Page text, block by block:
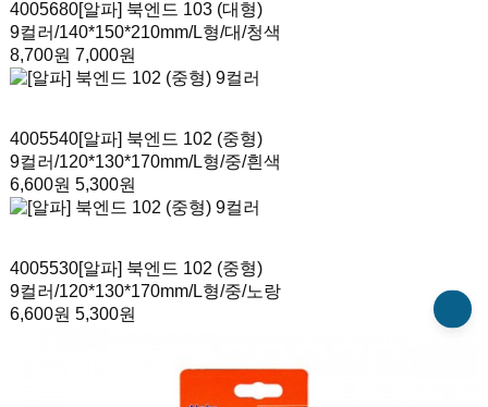
4005680[알파] 북엔드 103 (대형)
9컬러/140*150*210mm/L형/대/청색
8,700원 7,000원
4005540[알파] 북엔드 102 (중형)
9컬러/120*130*170mm/L형/중/흰색
6,600원 5,300원
4005530[알파] 북엔드 102 (중형)
9컬러/120*130*170mm/L형/중/노랑
6,600원 5,300원